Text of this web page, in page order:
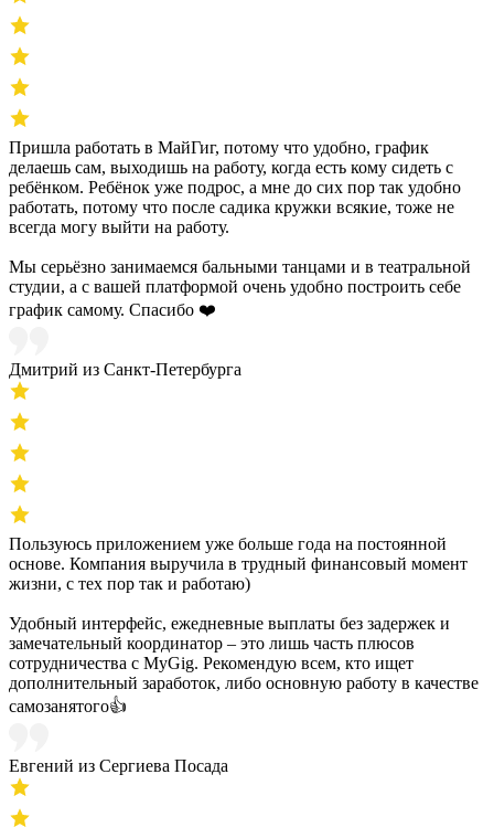
Пришла работать в МайГиг, потому что удобно, график
делаешь сам, выходишь на работу, когда есть кому сидеть с
ребёнком. Ребёнок уже подрос, а мне до сих пор так удобно
работать, потому что после садика кружки всякие, тоже не
всегда могу выйти на работу.
Мы серьёзно занимаемся бальными танцами и в театральной
студии, а с вашей платформой очень удобно построить себе
график самому. Спасибо ❤️
Дмитрий из Санкт-Петербурга
Пользуюсь приложением уже больше года на постоянной
основе. Компания выручила в трудный финансовый момент
жизни, с тех пор так и работаю)
Удобный интерфейс, ежедневные выплаты без задержек и
замечательный координатор – это лишь часть плюсов
сотрудничества с MyGig. Рекомендую всем, кто ищет
дополнительный заработок, либо основную работу в качестве
самозанятого👍
Евгений из Сергиева Посада